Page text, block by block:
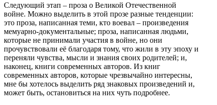
Следующий этап – проза о Великой Отечественной
войне. Можно выделить в этой прозе разные тенденции:
это проза, написанная теми, кто воевал – произведения
мемуарно-документальные; проза, написанная людьми,
которые не принимали участия в войне, но они
прочувствовали её благодаря тому, что жили в эту эпоху и
переняли чувства, мысли и знания своих родителей; и,
наконец, книги современных авторов. Из книг
современных авторов, которые чрезвычайно интересны,
мне бы хотелось выделить ряд знаковых произведений и,
может быть, остановиться на них чуть подробнее.